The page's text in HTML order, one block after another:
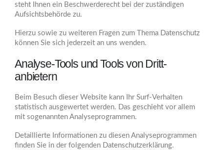
steht Ihnen ein Beschwerderecht bei der zuständigen
Aufsichtsbehörde zu.
Hierzu sowie zu weiteren Fragen zum Thema Datenschutz
können Sie sich jederzeit an uns wenden.
Analyse-Tools und Tools von Dritt­
anbietern
Beim Besuch dieser Website kann Ihr Surf-Verhalten
statistisch ausgewertet werden. Das geschieht vor allem
mit sogenannten Analyseprogrammen.
Detaillierte Informationen zu diesen Analyseprogrammen
finden Sie in der folgenden Datenschutzerklärung.